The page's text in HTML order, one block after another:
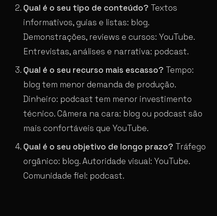
Qual é o seu tipo de conteúdo? Textos
informativos, guias e listas: blog.
Demonstrações, reviews e cursos: YouTube.
Entrevistas, análises e narrativa: podcast.
Qual é o seu recurso mais escasso? Tempo:
blog tem menor demanda de produção.
Dinheiro: podcast tem menor investimento
técnico. Câmera na cara: blog ou podcast são
mais confortáveis que YouTube.
Qual é o seu objetivo de longo prazo? Tráfego
orgânico: blog. Autoridade visual: YouTube.
Comunidade fiel: podcast.